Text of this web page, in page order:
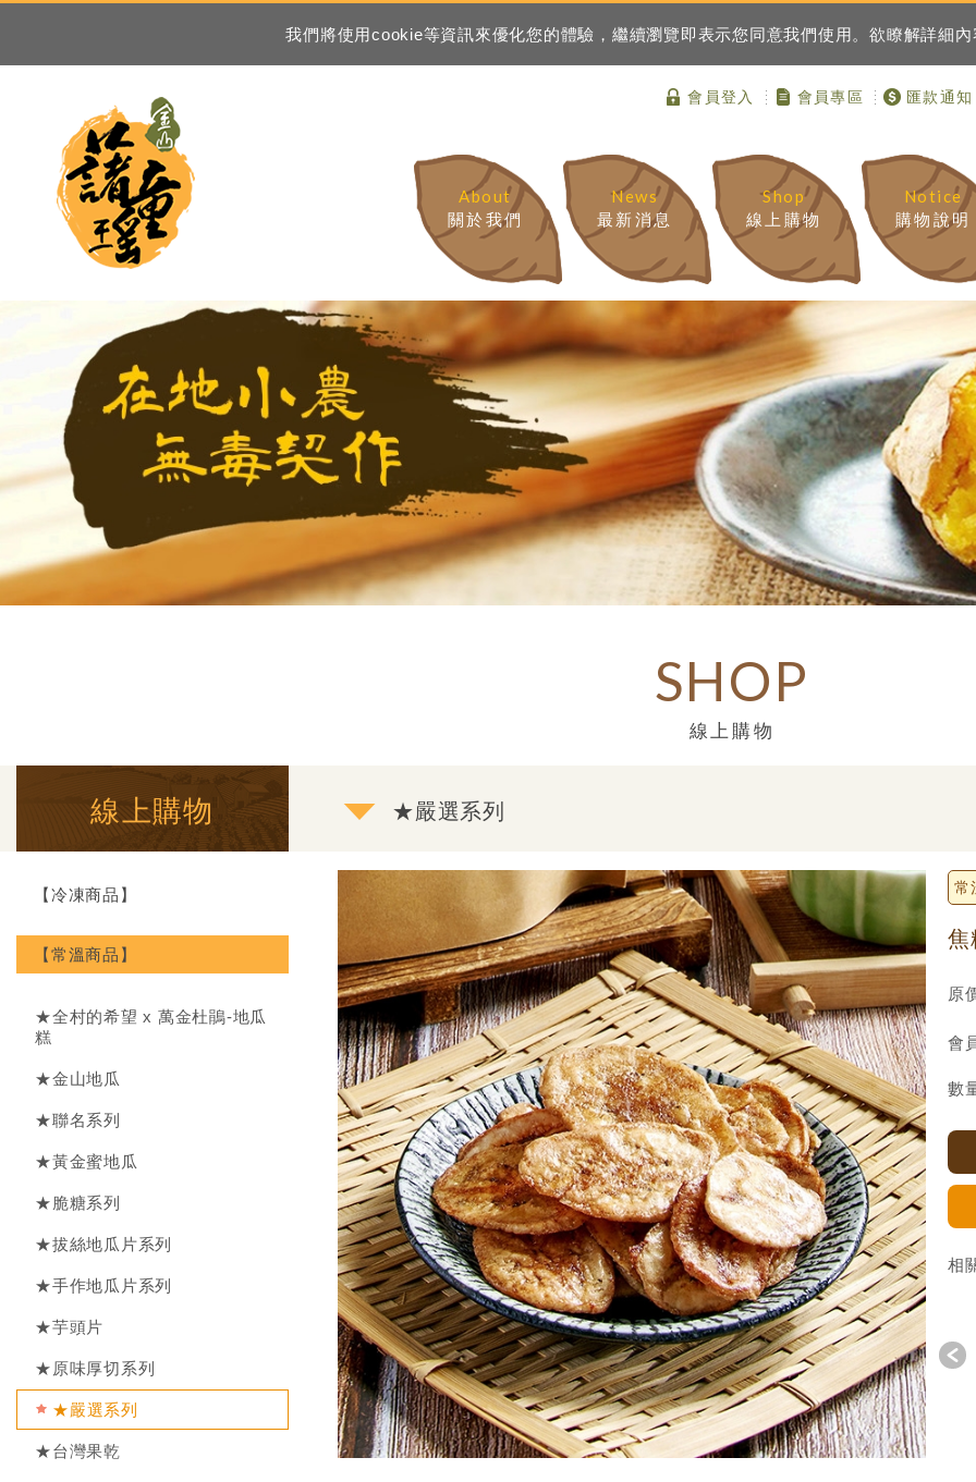
我們將使用cookie等資訊來優化您的體驗，繼續瀏覽即表示您同意我們使用。欲瞭解詳細
會員登入 會員專區 匯款通知
About
關於我們
News
最新消息
Shop
線上購物
Notice
購物說明
SHOP
線上購物
線上購物
【冷凍商品】
【常溫商品】
★全村的希望 x 萬金杜鵑-地瓜
糕
★金山地瓜
★聯名系列
★黃金蜜地瓜
★脆糖系列
★拔絲地瓜片系列
★手作地瓜片系列
★芋頭片
★原味厚切系列
★嚴選系列
★台灣果乾
★嚴選系列
常
焦
原
會
數
相